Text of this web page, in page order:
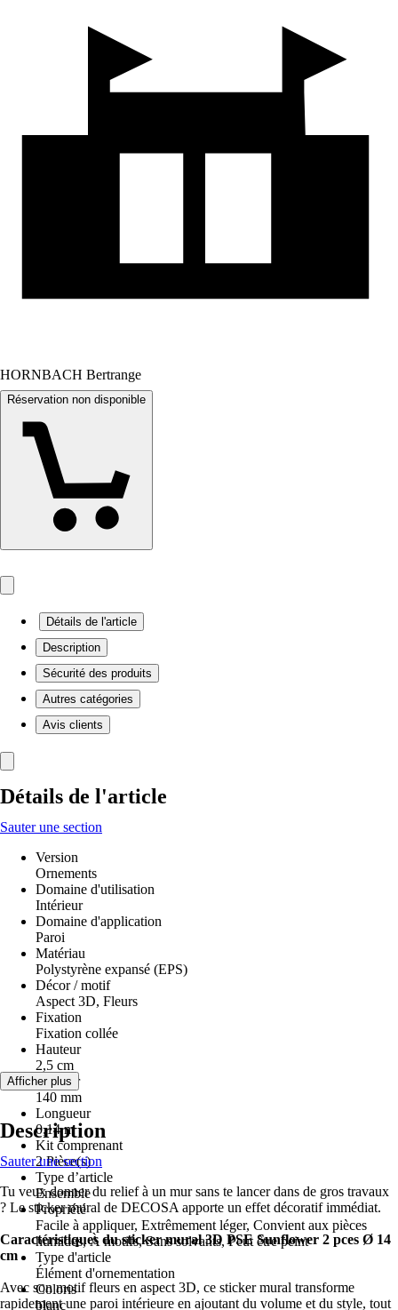
HORNBACH Bertrange
Réservation non disponible
Détails de l'article
Description
Sécurité des produits
Autres catégories
Avis clients
Détails de l'article
Sauter une section
Version
Ornements
Domaine d'utilisation
Intérieur
Domaine d'application
Paroi
Matériau
Polystyrène expansé (EPS)
Décor / motif
Aspect 3D, Fleurs
Fixation
Fixation collée
Hauteur
2,5 cm
Largeur
140 mm
Longueur
0,14 m
Kit comprenant
2 Pièce(s)
Type d’article
Ensemble
Propriété
Facile à appliquer, Extrêmement léger, Convient aux pièces
humides, À motifs, Sans solvants, Peut être peint
Type d'article
Élément d'ornementation
Coloris
blanc
Afficher plus
Description
Sauter une section
Tu veux donner du relief à un mur sans te lancer dans de gros travaux
? Le sticker mural de DECOSA apporte un effet décoratif immédiat.
Caractéristiques du sticker mural 3D PSE Sunflower 2 pces Ø 14
cm
Avec son motif fleurs en aspect 3D, ce sticker mural transforme
rapidement une paroi intérieure en ajoutant du volume et du style, tout